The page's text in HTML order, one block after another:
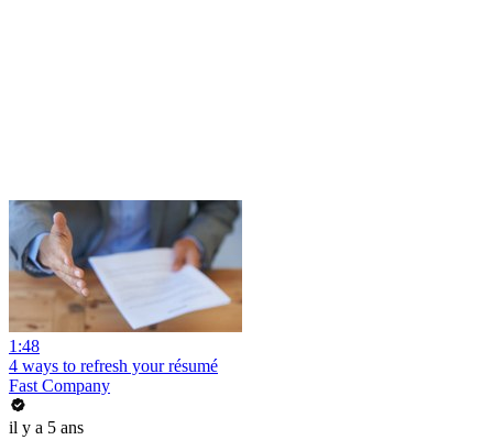
1:48
4 ways to refresh your résumé
Fast Company
il y a 5 ans